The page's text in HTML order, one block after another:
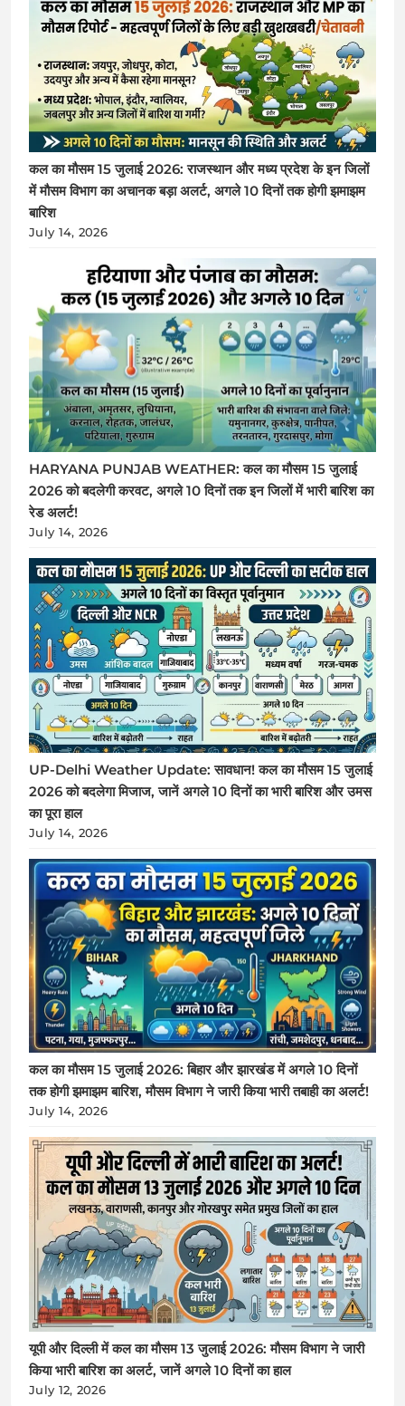
कल का मौसम 15 जुलाई 2026: राजस्थान और मध्य प्रदेश के इन जिलों
में मौसम विभाग का अचानक बड़ा अलर्ट, अगले 10 दिनों तक होगी झमाझम
बारिश
July 14, 2026
HARYANA PUNJAB WEATHER: कल का मौसम 15 जुलाई
2026 को बदलेगी करवट, अगले 10 दिनों तक इन जिलों में भारी बारिश का
रेड अलर्ट!
July 14, 2026
UP-Delhi Weather Update: सावधान! कल का मौसम 15 जुलाई
2026 को बदलेगा मिजाज, जानें अगले 10 दिनों का भारी बारिश और उमस
का पूरा हाल
July 14, 2026
कल का मौसम 15 जुलाई 2026: बिहार और झारखंड में अगले 10 दिनों
तक होगी झमाझम बारिश, मौसम विभाग ने जारी किया भारी तबाही का अलर्ट!
July 14, 2026
यूपी और दिल्ली में कल का मौसम 13 जुलाई 2026: मौसम विभाग ने जारी
किया भारी बारिश का अलर्ट, जानें अगले 10 दिनों का हाल
July 12, 2026